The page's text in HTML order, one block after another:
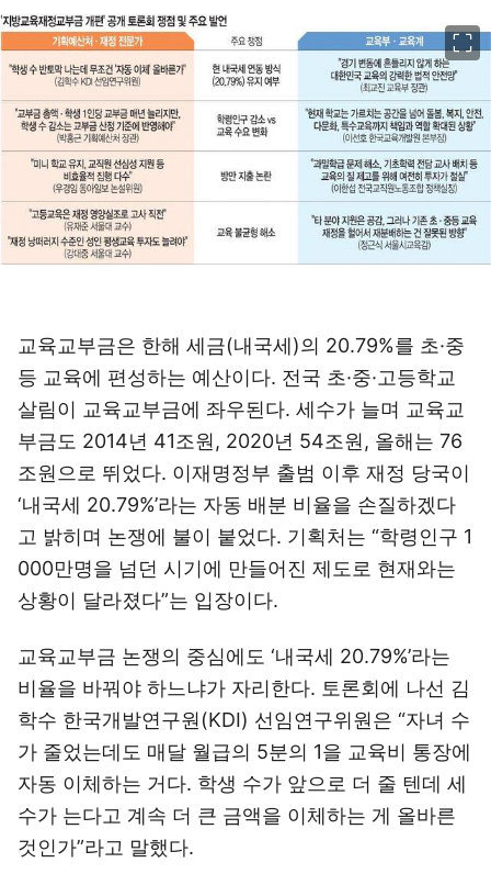
교육교부금은 한해 세금(내국세)의 20.79%를 초·중
등 교육에 편성하는 예산이다. 전국 초·중·고등학교
살림이 교육교부금에 좌우된다. 세수가 늘며 교육교
부금도 2014년 41조원, 2020년 54조원, 올해는 76
조원으로 뛰었다. 이재명정부 출범 이후 재정 당국이
‘내국세 20.79%’라는 자동 배분 비율을 손질하겠다
고 밝히며 논쟁에 불이 붙었다. 기획처는 “학령인구 1
000만명을 넘던 시기에 만들어진 제도로 현재와는
상황이 달라졌다”는 입장이다.
교육교부금 논쟁의 중심에도 ‘내국세 20.79%’라는
비율을 바꿔야 하느냐가 자리한다. 토론회에 나선 김
학수 한국개발연구원(KDI) 선임연구위원은 “자녀 수
가 줄었는데도 매달 월급의 5분의 1을 교육비 통장에
자동 이체하는 거다. 학생 수가 앞으로 더 줄 텐데 세
수가 는다고 계속 더 큰 금액을 이체하는 게 올바른
것인가”라고 말했다.